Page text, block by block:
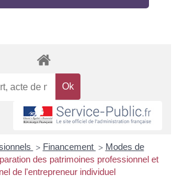
> Financement > Modes de
des patrimoines professionnel et
de l'entrepreneur individuel